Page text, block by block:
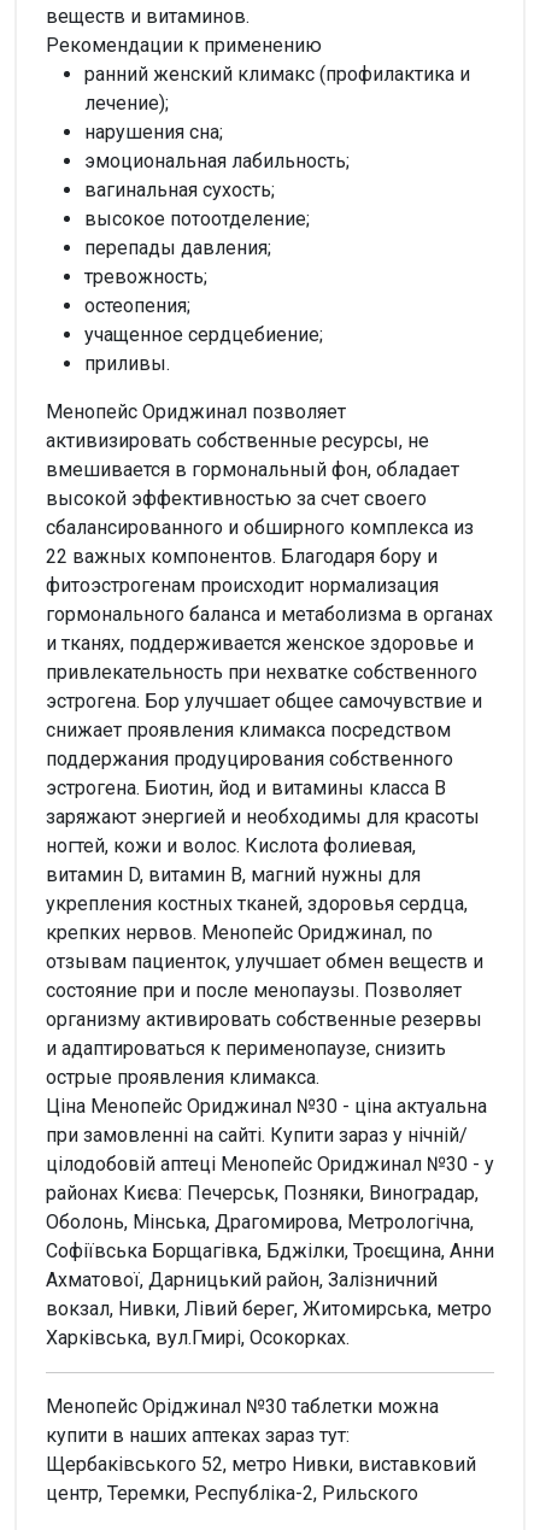
веществ и витаминов.
Рекомендации к применению
ранний женский климакс (профилактика и
лечение);
нарушения сна;
эмоциональная лабильность;
вагинальная сухость;
высокое потоотделение;
перепады давления;
тревожность;
остеопения;
учащенное сердцебиение;
приливы.
Менопейс Ориджинал позволяет
активизировать собственные ресурсы, не
вмешивается в гормональный фон, обладает
высокой эффективностью за счет своего
сбалансированного и обширного комплекса из
22 важных компонентов. Благодаря бору и
фитоэстрогенам происходит нормализация
гормонального баланса и метаболизма в органах
и тканях, поддерживается женское здоровье и
привлекательность при нехватке собственного
эстрогена. Бор улучшает общее самочувствие и
снижает проявления климакса посредством
поддержания продуцирования собственного
эстрогена. Биотин, йод и витамины класса В
заряжают энергией и необходимы для красоты
ногтей, кожи и волос. Кислота фолиевая,
витамин D, витамин В, магний нужны для
укрепления костных тканей, здоровья сердца,
крепких нервов. Менопейс Ориджинал, по
отзывам пациенток, улучшает обмен веществ и
состояние при и после менопаузы. Позволяет
организму активировать собственные резервы
и адаптироваться к перименопаузе, снизить
острые проявления климакса.
Ціна Менопейс Ориджинал №30 - ціна актуальна
при замовленні на сайті. Купити зараз у нічній/
цілодобовій аптеці Менопейс Ориджинал №30 - у
районах Києва: Печерськ, Позняки, Виноградар,
Оболонь, Мінська, Драгомирова, Метрологічна,
Софіївська Борщагівка, Бджілки, Троєщина, Анни
Ахматової, Дарницький район, Залізничний
вокзал, Нивки, Лівий берег, Житомирська, метро
Харківська, вул.Гмирі, Осокорках.
Менопейс Оріджинал №30 таблетки можна
купити в наших аптеках зараз тут:
Щербаківського 52, метро Нивки, виставковий
центр, Теремки, Республіка-2, Рильского